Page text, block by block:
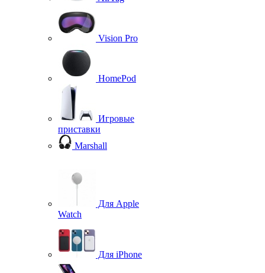
Vision Pro
HomePod
Игровые
приставки
Marshall
Для Apple
Watch
Для iPhone